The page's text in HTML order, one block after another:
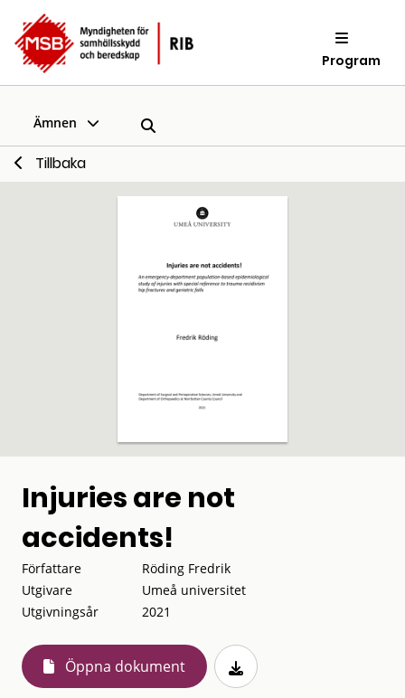
Program
Ämnen
Tillbaka
Injuries are not
accidents!
Författare
Röding Fredrik
Utgivare
Umeå universitet
Utgivningsår
2021
Öppna dokument